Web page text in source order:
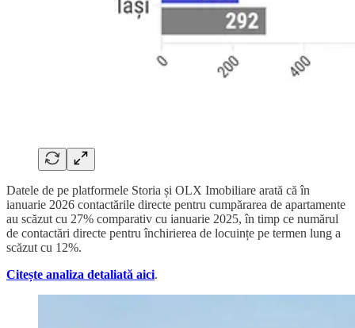
Datele de pe platformele Storia și OLX Imobiliare arată că în
ianuarie 2026 contactările directe pentru cumpărarea de apartamente
au scăzut cu 27% comparativ cu ianuarie 2025, în timp ce numărul
de contactări directe pentru închirierea de locuințe pe termen lung a
scăzut cu 12%.
Citește analiza detaliată aici.